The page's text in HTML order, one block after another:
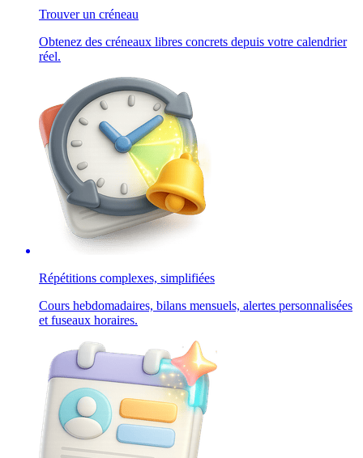
Trouver un créneau
Obtenez des créneaux libres concrets depuis votre calendrier
réel.
Répétitions complexes, simplifiées
Cours hebdomadaires, bilans mensuels, alertes personnalisées
et fuseaux horaires.